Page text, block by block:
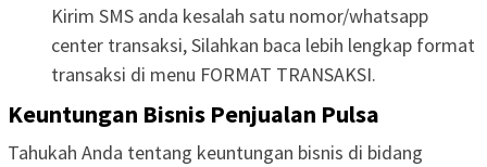
Kirim SMS anda kesalah satu nomor/whatsapp
center transaksi, Silahkan baca lebih lengkap format
transaksi di menu FORMAT TRANSAKSI.
Keuntungan Bisnis Penjualan Pulsa
Tahukah Anda tentang keuntungan bisnis di bidang